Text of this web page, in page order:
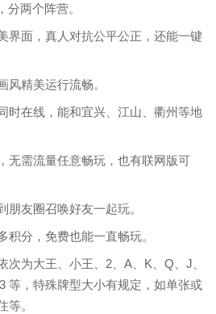
两个阵营。
界面，真人对抗公平公正，还能一键
风精美运行流畅。
时在线，能和宜兴、江山、衢州等地
无需流量任意畅玩，也有联网版可
朋友圈召唤好友一起玩。
积分，免费也能一直畅玩。
次为大王、小王、2、A、K、Q、J、
等，特殊牌型大小有规定，如单张或
等。